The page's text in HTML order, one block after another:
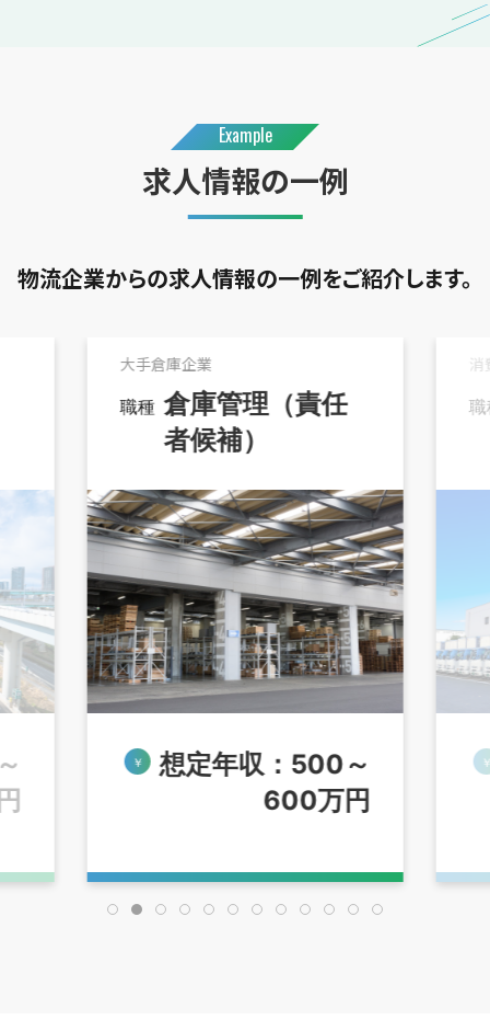
Example
求人情報の一例
物流企業からの求人情報の一例をご紹介します。
大手倉庫企業
倉庫管理（責任
者候補）
想定年収：500～
600万円
消